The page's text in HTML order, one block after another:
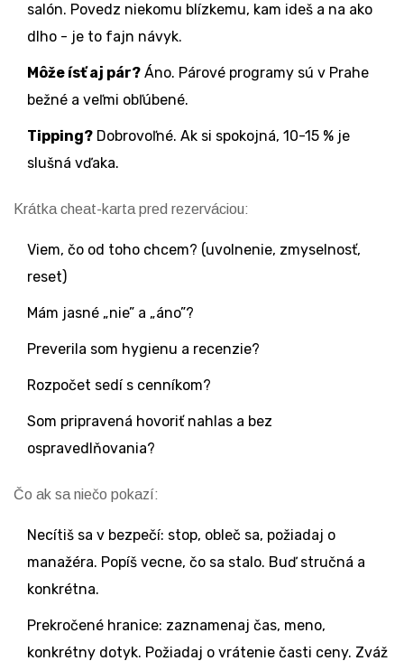
salón. Povedz niekomu blízkemu, kam ideš a na ako
dlho - je to fajn návyk.
Môže ísť aj pár? Áno. Párové programy sú v Prahe
bežné a veľmi obľúbené.
Tipping? Dobrovoľné. Ak si spokojná, 10-15 % je
slušná vďaka.
Krátka cheat-karta pred rezerváciou:
Viem, čo od toho chcem? (uvolnenie, zmyselnosť,
reset)
Mám jasné „nie” a „áno”?
Preverila som hygienu a recenzie?
Rozpočet sedí s cenníkom?
Som pripravená hovoriť nahlas a bez
ospravedlňovania?
Čo ak sa niečo pokazí:
Necítiš sa v bezpečí: stop, obleč sa, požiadaj o
manažéra. Popíš vecne, čo sa stalo. Buď stručná a
konkrétna.
Prekročené hranice: zaznamenaj čas, meno,
konkrétny dotyk. Požiadaj o vrátenie časti ceny. Zváž